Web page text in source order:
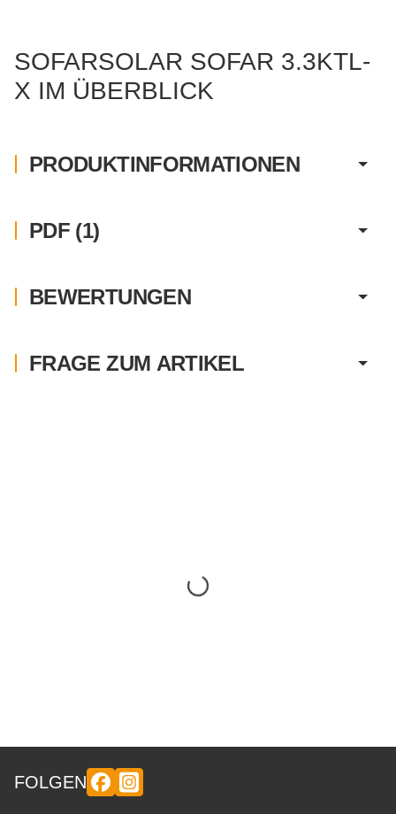
PRODUKTINFORMATIONEN
SOFARSOLAR SOFAR 3.3KTL-
X IM ÜBERBLICK
PDF (1)
BEWERTUNGEN
FRAGE ZUM ARTIKEL
FOLGEN